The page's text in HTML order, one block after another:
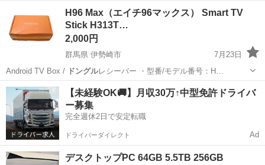
周辺機器
H96 Max（エイチ96マックス） Smart TV
Stick H313T…
2,000円
群馬県 伊勢崎市
7月23日
Android TV Box / ドングルレシーバー ・型番/モデル番号：H…
群馬 伊勢崎市 プロジェクター、ホームシアター 動画
【未経験OK🚚】月収30万↑中型免許ドライバ
ー募集
完全週休2日で安定転職
ドライバーダイレクト Ad
デスクトップPC 64GB 5.5TB 256GB